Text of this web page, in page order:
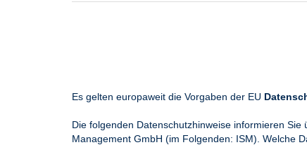
Es gelten europaweit die Vorgaben der EU
Die folgenden Datenschutzhinweise informieren
Management GmbH (im Folgenden: ISM). Welche